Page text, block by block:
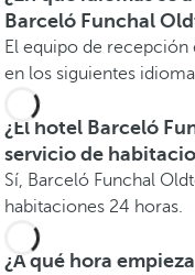
Barceló Funchal
El equipo de
en los siguientes
¿El hotel Barceló
servicio de
Sí, Barceló Funchal
habitaciones 24 horas.
¿A qué hora